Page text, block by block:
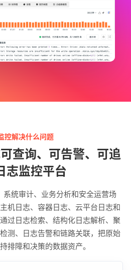
控解决什么问题
查询、可告警、可追
志监控平台
系统审计、业务分析和安全运营场
机日志、容器日志、云平台日志和
过日志检索、结构化日志解析、聚
测、日志告警和链路关联，把原始
排障和决策的数据资产。